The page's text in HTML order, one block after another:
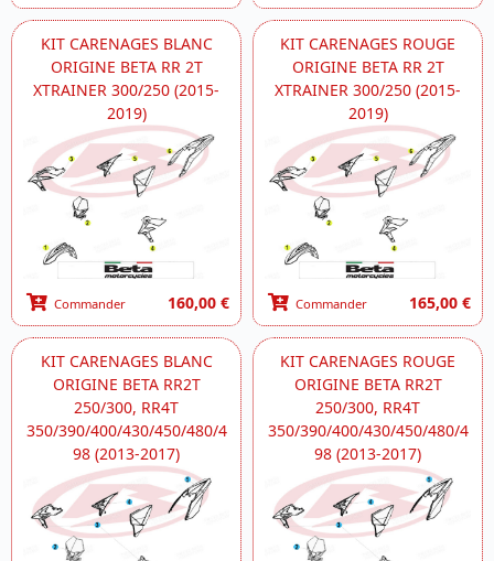
KIT CARENAGES BLANC
ORIGINE BETA RR 2T
XTRAINER 300/250 (2015-
2019)
Commander 160,00 €
KIT CARENAGES ROUGE
ORIGINE BETA RR 2T
XTRAINER 300/250 (2015-
2019)
Commander 165,00 €
KIT CARENAGES BLANC
ORIGINE BETA RR2T
250/300, RR4T
350/390/400/430/450/480/4
98 (2013-2017)
KIT CARENAGES ROUGE
ORIGINE BETA RR2T
250/300, RR4T
350/390/400/430/450/480/4
98 (2013-2017)